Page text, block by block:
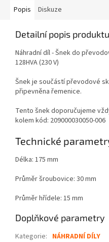
Popis Diskuze
Detailní popis produktu
Náhradní díl - Šnek do
128HVA (230 V)
Šnek je součástí převodové
připevněna řemenice.
Tento šnek doporučujeme
kolem kód: 209000030050-006
Technické
Délka: 175 mm
Průměr šroubovice: 30 mm
Průměr hřídele: 15 mm
Doplňkové parametry
Kategorie: NÁHRADNÍ DÍLY